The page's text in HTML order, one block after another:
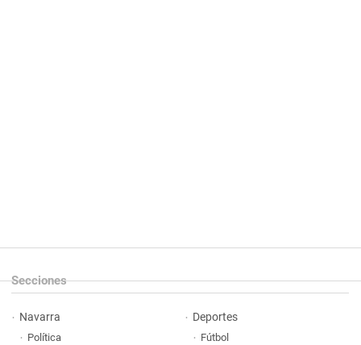
Secciones
Navarra
Política
Deportes
Fútbol